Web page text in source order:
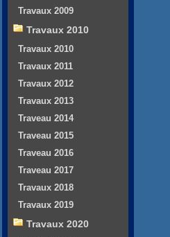
Travaux 2009
Travaux 2010
Travaux 2010
Travaux 2011
Travaux 2012
Travaux 2013
Traveau 2014
Traveau 2015
Traveau 2016
Traveau 2017
Travaux 2018
Travaux 2019
Travaux 2020